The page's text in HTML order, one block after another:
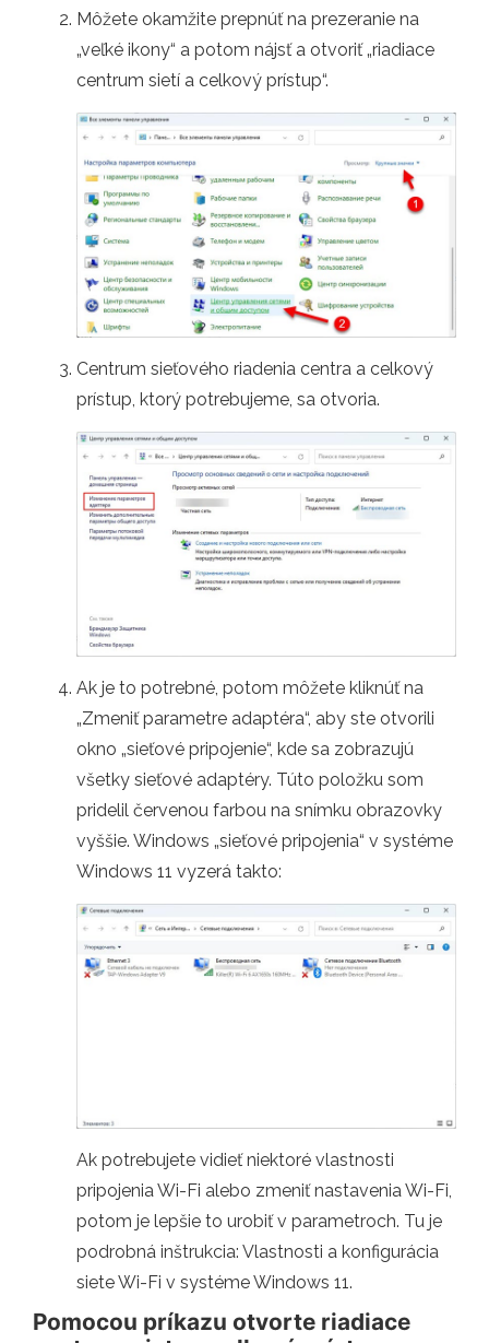
Môžete okamžite prepnúť na prezeranie na
„veľké ikony“ a potom nájsť a otvoriť „riadiace
centrum sietí a celkový prístup“.
Centrum sieťového riadenia centra a celkový
prístup, ktorý potrebujeme, sa otvoria.
Ak je to potrebné, potom môžete kliknúť na
„Zmeniť parametre adaptéra“, aby ste otvorili
okno „sieťové pripojenie“, kde sa zobrazujú
všetky sieťové adaptéry. Túto položku som
pridelil červenou farbou na snímku obrazovky
vyššie. Windows „sieťové pripojenia“ v systéme
Windows 11 vyzerá takto:
Ak potrebujete vidieť niektoré vlastnosti
pripojenia Wi-Fi alebo zmeniť nastavenia Wi-Fi,
potom je lepšie to urobiť v parametroch. Tu je
podrobná inštrukcia: Vlastnosti a konfigurácia
siete Wi-Fi v systéme Windows 11.
Pomocou príkazu otvorte riadiace